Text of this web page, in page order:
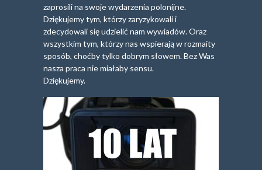
zaprosili na swoje wydarzenia polonijne.
Dziękujemy tym, którzy zaryzykowali i
zdecydowali się udzielić nam wywiadów. Oraz
wszystkim tym, którzy nas wspierają w rozmaity
sposób, choćby tylko dobrym słowem. Bez Was
nasza praca nie miałaby sensu.
Dziękujemy.